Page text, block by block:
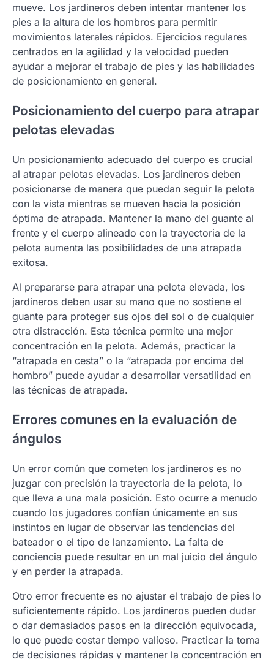
mueve. Los jardineros deben intentar mantener los
pies a la altura de los hombros para permitir
movimientos laterales rápidos. Ejercicios regulares
centrados en la agilidad y la velocidad pueden
ayudar a mejorar el trabajo de pies y las habilidades
de posicionamiento en general.
Posicionamiento del cuerpo para atrapar
pelotas elevadas
Un posicionamiento adecuado del cuerpo es crucial
al atrapar pelotas elevadas. Los jardineros deben
posicionarse de manera que puedan seguir la pelota
con la vista mientras se mueven hacia la posición
óptima de atrapada. Mantener la mano del guante al
frente y el cuerpo alineado con la trayectoria de la
pelota aumenta las posibilidades de una atrapada
exitosa.
Al prepararse para atrapar una pelota elevada, los
jardineros deben usar su mano que no sostiene el
guante para proteger sus ojos del sol o de cualquier
otra distracción. Esta técnica permite una mejor
concentración en la pelota. Además, practicar la
“atrapada en cesta” o la “atrapada por encima del
hombro” puede ayudar a desarrollar versatilidad en
las técnicas de atrapada.
Errores comunes en la evaluación de
ángulos
Un error común que cometen los jardineros es no
juzgar con precisión la trayectoria de la pelota, lo
que lleva a una mala posición. Esto ocurre a menudo
cuando los jugadores confían únicamente en sus
instintos en lugar de observar las tendencias del
bateador o el tipo de lanzamiento. La falta de
conciencia puede resultar en un mal juicio del ángulo
y en perder la atrapada.
Otro error frecuente es no ajustar el trabajo de pies lo
suficientemente rápido. Los jardineros pueden dudar
o dar demasiados pasos en la dirección equivocada,
lo que puede costar tiempo valioso. Practicar la toma
de decisiones rápidas y mantener la concentración en